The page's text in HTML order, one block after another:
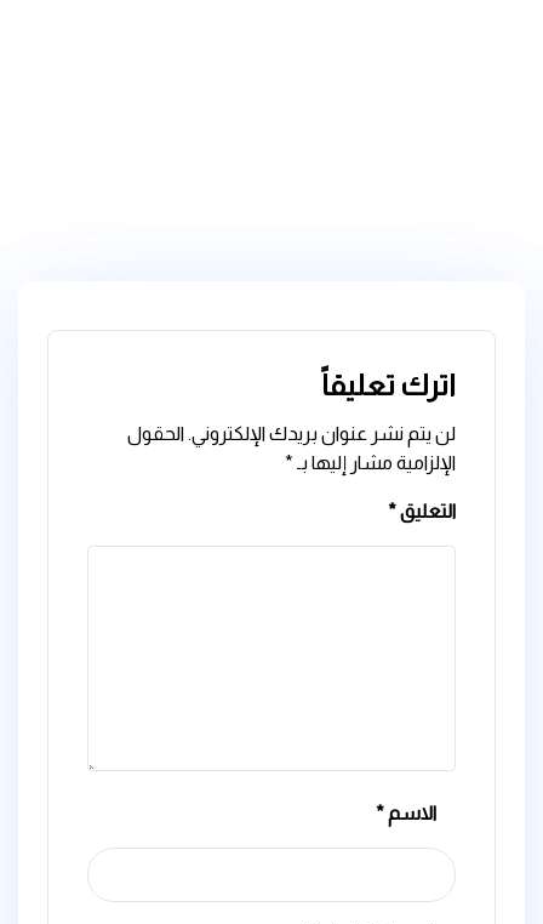
اترك تعليقاً
لن يتم نشر عنوان بريدك الإلكتروني. الحقول
الإلزامية مشار إليها بـ *
التعليق*
الاسم *